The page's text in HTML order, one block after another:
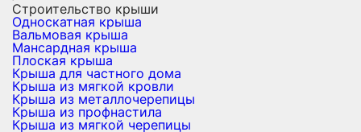
Строительство крыши
Односкатная крыша
Вальмовая крыша
Мансардная крыша
Плоская крыша
Крыша для частного дома
Крыша из мягкой кровли
Крыша из металлочерепицы
Крыша из профнастила
Крыша из мягкой черепицы